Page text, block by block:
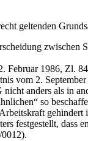
geltenden
1986, Zl.
vom 2.
anders als in
so
festgestellt, dass